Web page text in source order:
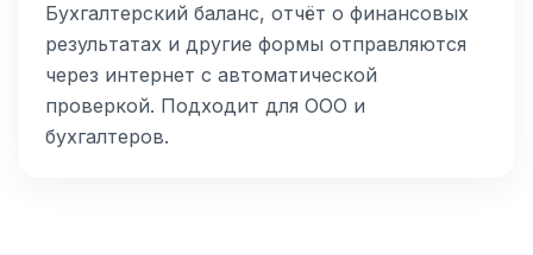
Бухгалтерский баланс, отчёт о финансовых
результатах и другие формы отправляются
через интернет с автоматической
проверкой. Подходит для ООО и
бухгалтеров.